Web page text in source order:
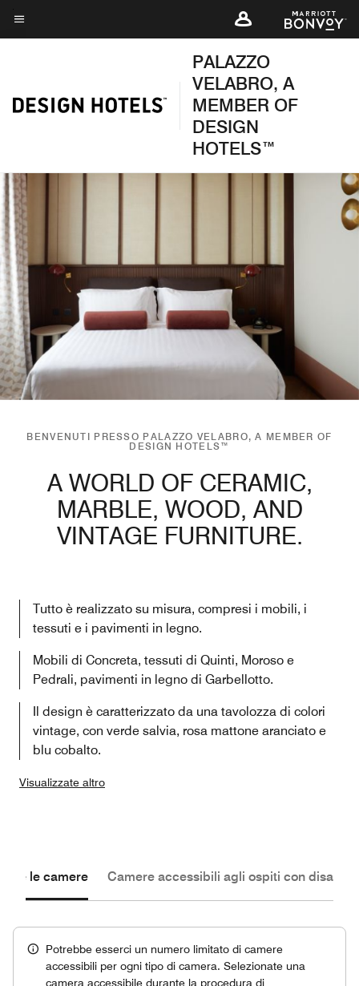
Skip
toTesto del menu
PALAZZO
VELABRO, A
MEMBER OF
DESIGN
HOTELS™
BENVENUTI PRESSO PALAZZO VELABRO, A MEMBER OF
DESIGN HOTELS™
A WORLD OF CERAMIC,
MARBLE, WOOD, AND
VINTAGE FURNITURE.
Tutto è realizzato su misura, compresi i mobili, i
tessuti e i pavimenti in legno.
Mobili di Concreta, tessuti di Quinti, Moroso e
Pedrali, pavimenti in legno di Garbellotto.
Il design è caratterizzato da una tavolozza di colori
vintage, con verde salvia, rosa mattone aranciato e
blu cobalto.
Visualizzate altro
le camere Camere accessibili agli ospiti con
Potrebbe esserci un numero limitato di camere
accessibili per ogni tipo di camera. Selezionate una
camera accessibile durante la procedura di